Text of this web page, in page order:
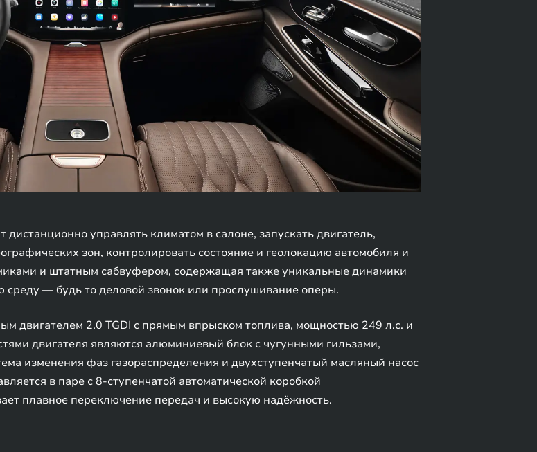
управлять климатом в салоне, запускать двигатель,
зон, контролировать состояние и геолокацию автомобиля и
и штатным сабвуфером, содержащая также уникальные динамики
среду — будь то деловой звонок или прослушивание оперы.
двигателем 2.0 TGDI с прямым впрыском топлива, мощностью 249 л.с. и
двигателя являются алюминиевый блок с чугунными гильзами,
изменения фаз газораспределения и двухступенчатый масляный насос
в паре с 8-ступенчатой автоматической коробкой
плавное переключение передач и высокую надёжность.